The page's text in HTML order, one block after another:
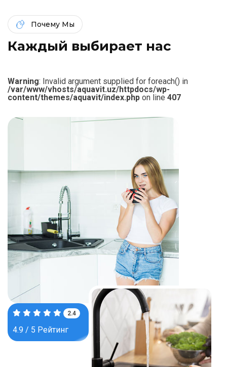
Почему Мы
Каждый выбирает нас
Warning: Invalid argument supplied for foreach() in
/var/www/vhosts/aquavit.uz/httpdocs/wp-
content/themes/aquavit/index.php on line 407
3.8
4.9 / 5 Рейтинг